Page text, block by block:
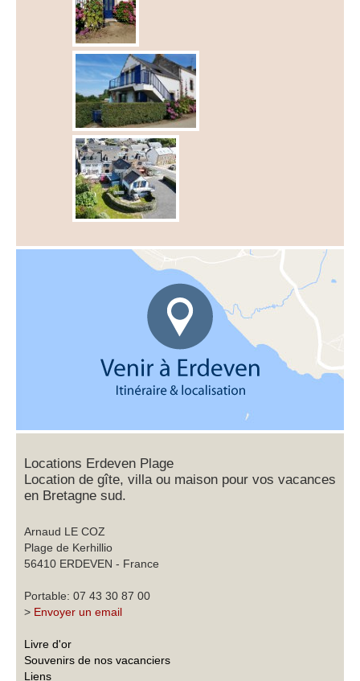
Locations Erdeven Plage
Location de gîte, villa ou maison pour vos vacances
en Bretagne sud.
Arnaud LE COZ
Plage de Kerhillio
56410 ERDEVEN - France
Portable: 07 43 30 87 00
> Envoyer un email
Livre d'or
Souvenirs de nos vacanciers
Liens